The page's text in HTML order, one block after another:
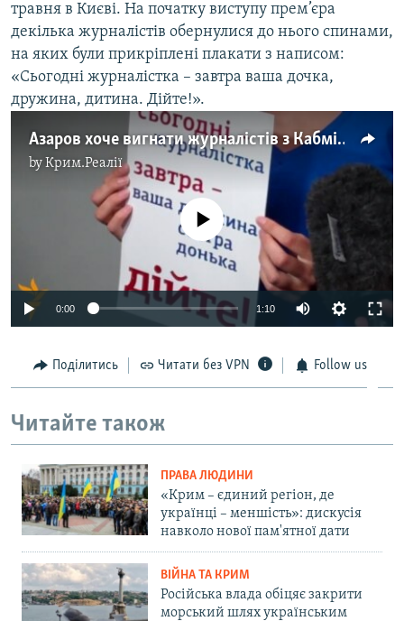
травня в Києві. На початку виступу прем’єра
декілька журналістів обернулися до нього спинами,
на яких були прикріплені плакати з написом:
«Сьогодні журналістка – завтра ваша дочка,
дружина, дитина. Дійте!».
Азаров хоче вигнати журналістів з Кабміну
byКрим.Реалії
No media source currently available
0:00 1:10
Поділитись Читати без VPN Follow us
Читайте також
ПРАВА ЛЮДИНИ
«Крим – єдиний регіон, де
українці – меншість»: дискусія
навколо нової пам'ятної дати
ВІЙНА ТА КРИМ
Російська влада обіцяє закрити
морський шлях українським